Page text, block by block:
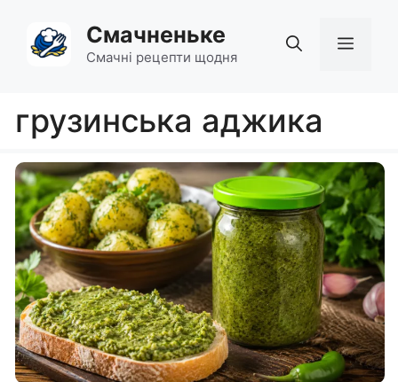
вмісту
Смачненьке
Смачні рецепти щодня
грузинська аджика